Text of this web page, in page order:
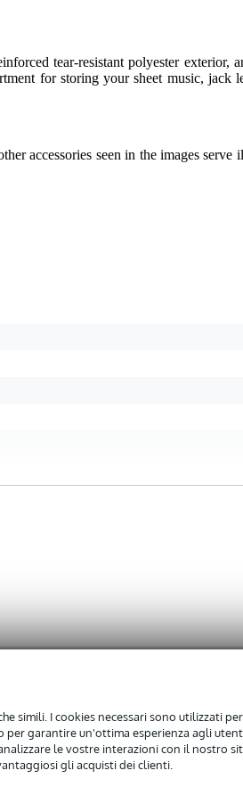
simili. I cookies necessari sono utilizzati
garantire un'ottima esperienza agli
le vostre interazioni con il nostro
gli acquisti dei clienti.
tear-resistant polyester exterior,
for storing your sheet music, jack
accessories seen in the images serve
normal electric guitar